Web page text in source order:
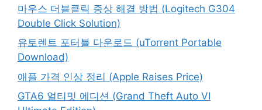
마우스 더블클릭 증상 해결 방법 (Logitech G304
Double Click Solution)
유토렌트 포터블 다운로드 (uTorrent Portable
Download)
애플 가격 인상 정리 (Apple Raises Price)
GTA6 얼티밋 에디션 (Grand Theft Auto VI